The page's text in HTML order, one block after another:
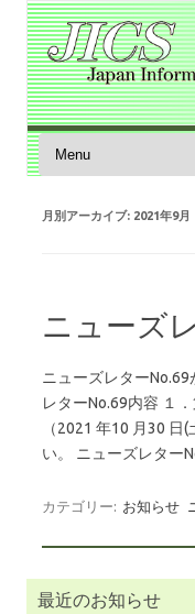
コンテンツへスキップ
月別アーカイブ: 2021年9月
ニューズ
ニューズレター
レターNo.69内容 １
（2021 年10 月30 日
い。 ニューズレター
カテゴリー: お知らせ
最近のお知らせ